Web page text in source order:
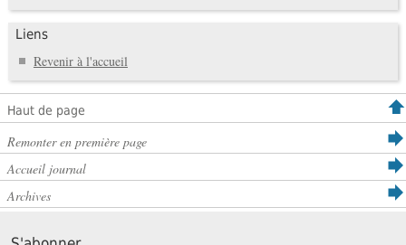
Liens
Revenir à l'accueil
Haut de page
Remonter en première page
Accueil journal
Archives